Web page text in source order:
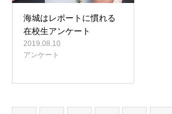
海城はレポートに慣れる
在校生アンケート
2019.08.10
アンケート